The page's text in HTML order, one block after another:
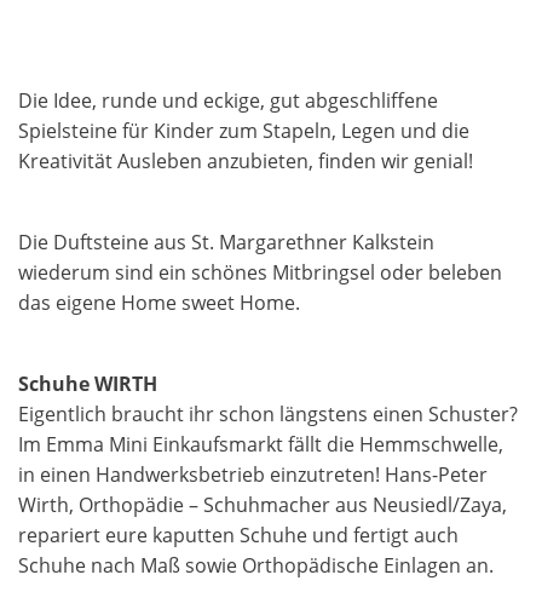
Die Idee, runde und eckige, gut abgeschliffene
Spielsteine für Kinder zum Stapeln, Legen und die
Kreativität Ausleben anzubieten, finden wir genial!
Die Duftsteine aus St. Margarethner Kalkstein
wiederum sind ein schönes Mitbringsel oder beleben
das eigene Home sweet Home.
Schuhe WIRTH
Eigentlich braucht ihr schon längstens einen Schuster?
Im Emma Mini Einkaufsmarkt fällt die Hemmschwelle,
in einen Handwerksbetrieb einzutreten! Hans-Peter
Wirth, Orthopädie – Schuhmacher aus Neusiedl/Zaya,
repariert eure kaputten Schuhe und fertigt auch
Schuhe nach Maß sowie Orthopädische Einlagen an.